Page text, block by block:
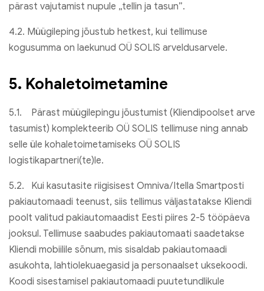
pärast vajutamist nupule „tellin ja tasun”.
4.2. Müügileping jõustub hetkest, kui tellimuse
kogusumma on laekunud OÜ SOLIS arveldusarvele.
5. Kohaletoimetamine
5.1. Pärast müügilepingu jõustumist (Kliendipoolset arve
tasumist) komplekteerib OÜ SOLIS tellimuse ning annab
selle üle kohaletoimetamiseks OÜ SOLIS
logistikapartneri(te)le.
5.2. Kui kasutasite riigisisest Omniva/Itella Smartposti
pakiautomaadi teenust, siis tellimus väljastatakse Kliendi
poolt valitud pakiautomaadist Eesti piires 2-5 tööpäeva
jooksul. Tellimuse saabudes pakiautomaati saadetakse
Kliendi mobiilile sõnum, mis sisaldab pakiautomaadi
asukohta, lahtiolekuaegasid ja personaalset uksekoodi.
Koodi sisestamisel pakiautomaadi puutetundlikule